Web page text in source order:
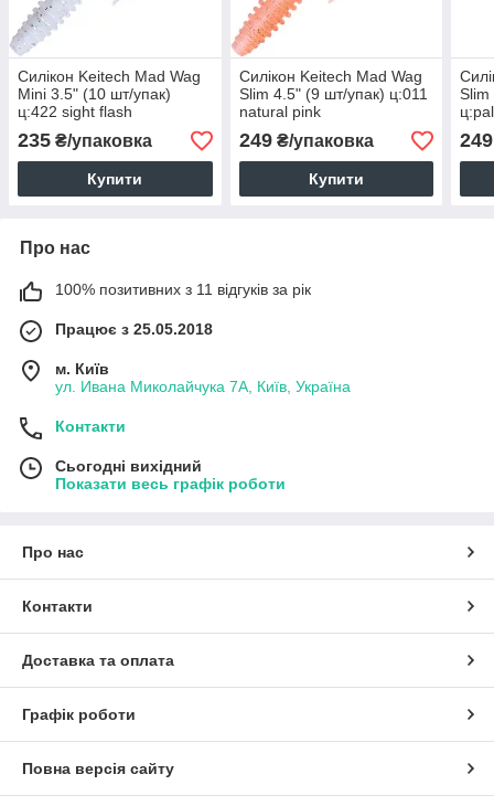
Силікон Keitech Mad Wag
Mini 3.5" (10 шт/упак)
ц:422 sight flash
235 ₴/упаковка
Купити
Силікон Keitech Mad Wag
Slim 4.5" (9 шт/упак) ц:011
natural pink
249₴/упаковка
Купити
Slim
249
Про нас
100% позитивних з 11 відгуків за рік
Працює з 25.05.2018
м. Київ
ул. Ивана Миколайчука 7А, Київ, Україна
Контакти
Сьогодні вихідний
Показати весь графік роботи
Про нас
Контакти
Доставка та оплата
Графік роботи
Повна версія сайту